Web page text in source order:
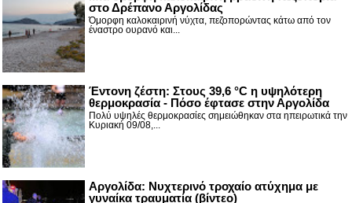
στο Δρέπανο Αργολίδας
Όμορφη καλοκαιρινή νύχτα, πεζοπορώντας κάτω από τον
έναστρο ουρανό και...
Έντονη ζέστη: Στους 39,6 °C η υψηλότερη
θερμοκρασία - Πόσο έφτασε στην Αργολίδα
Πολύ υψηλές θερμοκρασίες σημειώθηκαν στα ηπειρωτικά την
Κυριακή 09/08,...
Αργολίδα: Νυχτερινό τροχαίο ατύχημα με
γυναίκα τραυματία (βίντεο)